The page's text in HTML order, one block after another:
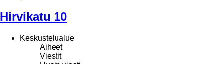
Hirvikatu 10
Keskustelualue
Aiheet
Viestit